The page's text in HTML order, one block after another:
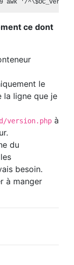
ce dont
le
la ligne que je
version.phpà
du
besoin.
à manger